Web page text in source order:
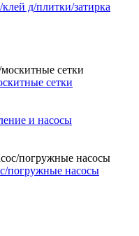
д/плитки/затирка
сетки
и насосы
погружные насосы